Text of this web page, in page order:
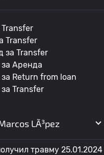
Transfer
Transfer
за Transfer
за Аренда
за Return from loan
за Transfer
LÃ³pez
травму 25.01.2024